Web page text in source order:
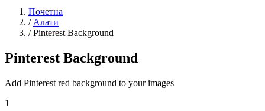
Почетна
/ Алати
/ Pinterest Background
Pinterest Background
Add Pinterest red background to your images
1